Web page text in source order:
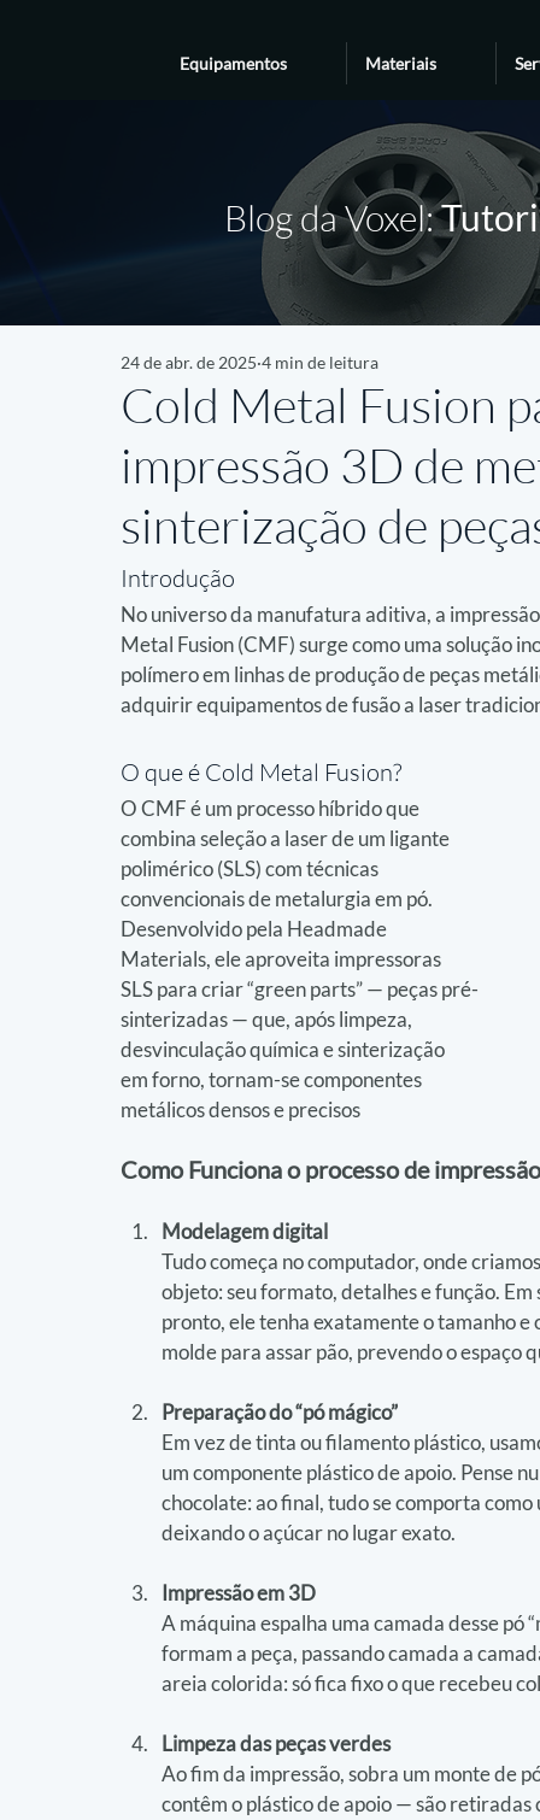
Equipamentos Materiais
Blog da Voxel:
Cold Metal Fusion
impressão 3D de
sinterização de
24 de abr. de 2025 4 min de leitura
Introdução
No universo da manufatura aditiva, a
Metal Fusion (CMF) surge como uma solução
polímero em linhas de produção de peças
adquirir equipamentos de fusão a laser
O que é Cold Metal Fusion?
O CMF é um processo híbrido que
combina seleção a laser de um ligante
polimérico (SLS) com técnicas
convencionais de metalurgia em pó.
Desenvolvido pela Headmade
Materials, ele aproveita impressoras
SLS para criar “green parts” — peças pré-
sinterizadas — que, após limpeza,
desvinculação química e sinterização
em forno, tornam-se componentes
metálicos densos e precisos
Como Funciona o processo de
Modelagem digital
Tudo começa no computador, onde
objeto: seu formato, detalhes e função.
pronto, ele tenha exatamente o tamanho
molde para assar pão, prevendo o espaço
Preparação do “pó mágico”
Em vez de tinta ou filamento plástico,
um componente plástico de apoio. Pense
chocolate: ao final, tudo se comporta
deixando o açúcar no lugar exato.
Impressão em 3D
A máquina espalha uma camada desse pó
formam a peça, passando camada a
areia colorida: só fica fixo o que recebeu
Limpeza das peças verdes
Ao fim da impressão, sobra um monte de
contêm o plástico de apoio — são